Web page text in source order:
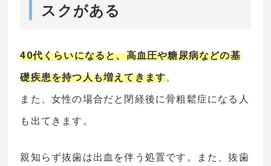
スクがある
40代くらいになると、高血圧や糖尿病などの基
礎疾患を持つ人も増えてきます。
また、女性の場合だと閉経後に骨粗鬆症になる人
も出てきます。
親知らず抜歯は出血を伴う処置です。また、抜歯